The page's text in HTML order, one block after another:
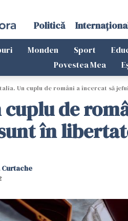
Politică
Monden Sport
Povestea Mea
Un cuplu de români a încercat să
de
în